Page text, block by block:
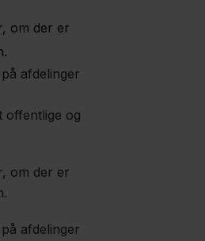
om der er
afdelinger
offentlige og
om der er
afdelinger